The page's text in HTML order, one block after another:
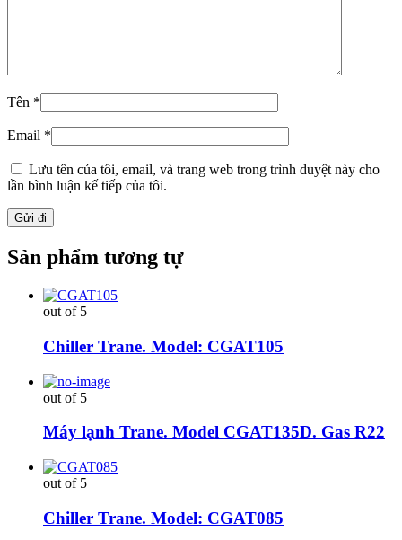
Tên *
Email *
Lưu tên của tôi, email, và trang web trong trình duyệt này cho
lần bình luận kế tiếp của tôi.
Sản phẩm tương tự
out of 5
Chiller Trane. Model: CGAT105
out of 5
Máy lạnh Trane. Model CGAT135D. Gas R22
out of 5
Chiller Trane. Model: CGAT085